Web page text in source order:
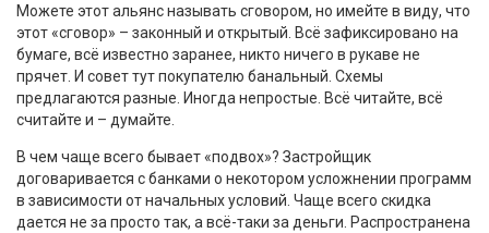
Можете этот альянс называть сговором, но имейте в виду, что
этот «сговор» – законный и открытый. Всё зафиксировано на
бумаге, всё известно заранее, никто ничего в рукаве не
прячет. И совет тут покупателю банальный. Схемы
предлагаются разные. Иногда непростые. Всё читайте, всё
считайте и – думайте.
В чем чаще всего бывает «подвох»? Застройщик
договаривается с банками о некотором усложнении программ
в зависимости от начальных условий. Чаще всего скидка
дается не за просто так, а всё-таки за деньги. Распространена